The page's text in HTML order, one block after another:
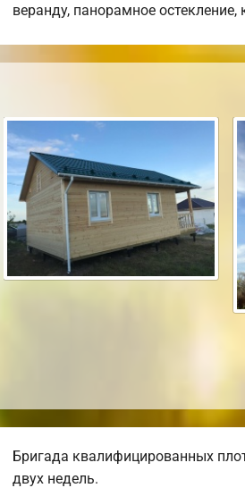
веранду, панорамное
Бригада квалифицированных
двух недель.